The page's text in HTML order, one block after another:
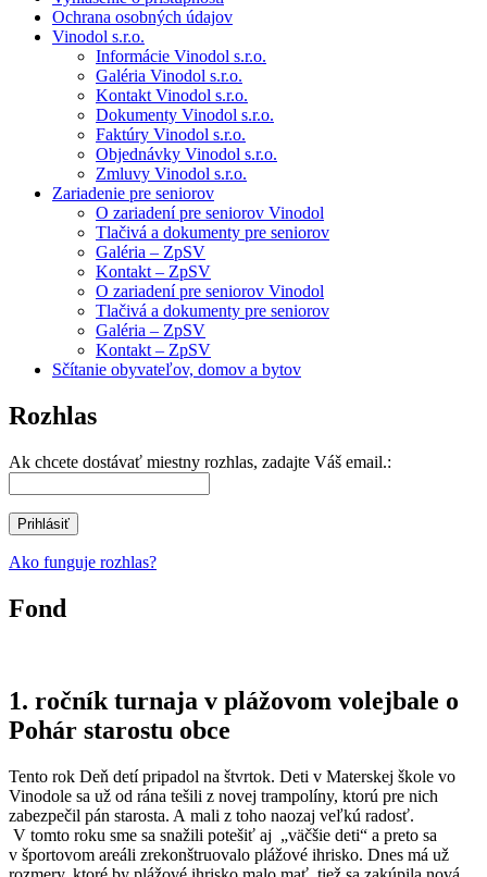
Ochrana osobných údajov
Vinodol s.r.o.
Informácie Vinodol s.r.o.
Galéria Vinodol s.r.o.
Kontakt Vinodol s.r.o.
Dokumenty Vinodol s.r.o.
Faktúry Vinodol s.r.o.
Objednávky Vinodol s.r.o.
Zmluvy Vinodol s.r.o.
Zariadenie pre seniorov
O zariadení pre seniorov Vinodol
Tlačivá a dokumenty pre seniorov
Galéria – ZpSV
Kontakt – ZpSV
O zariadení pre seniorov Vinodol
Tlačivá a dokumenty pre seniorov
Galéria – ZpSV
Kontakt – ZpSV
Sčítanie obyvateľov, domov a bytov
Rozhlas
Ak chcete dostávať miestny rozhlas, zadajte Váš email.:
Ako funguje rozhlas?
Fond
1. ročník turnaja v plážovom volejbale o
Pohár starostu obce
Tento rok Deň detí pripadol na štvrtok. Deti v Materskej škole vo
Vinodole sa už od rána tešili z novej trampolíny, ktorú pre nich
zabezpečil pán starosta. A mali z toho naozaj veľkú radosť.
V tomto roku sme sa snažili potešiť aj „väčšie deti“ a preto sa
v športovom areáli zrekonštruovalo plážové ihrisko. Dnes má už